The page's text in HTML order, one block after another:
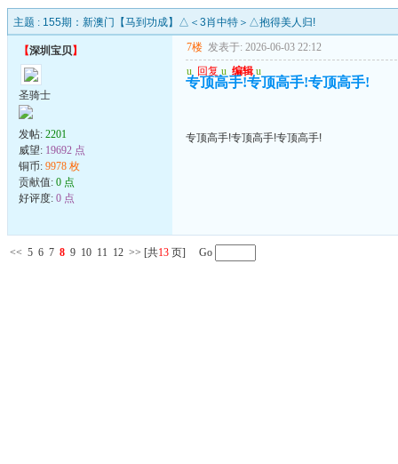
主题 : 155期：新澳门【马到功成】△＜3肖中特＞△抱得美人归!
【深圳宝贝】
圣骑士
发帖: 2201
威望: 19692 点
铜币: 9978 枚
贡献值: 0 点
好评度: 0 点
7楼 发表于: 2026-06-03 22:12
u 回复 u 编辑 u
专顶高手!专顶高手!专顶高手!
专顶高手!专顶高手!专顶高手!
<< 5 6 7 8 9 10 11 12 >> [共13 页] Go